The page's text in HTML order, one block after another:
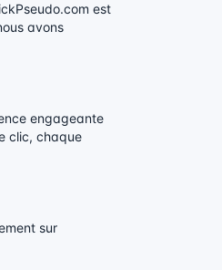
est
avons
engageante
clic, chaque
sur